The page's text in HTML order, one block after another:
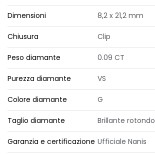
Dimensioni 8,2 x 21,2 mm
Chiusura Clip
Peso diamante 0.09 CT
Purezza diamante VS
Colore diamante G
Taglio diamante Brillante rotondo
Garanzia e certificazione Ufficiale Nanis